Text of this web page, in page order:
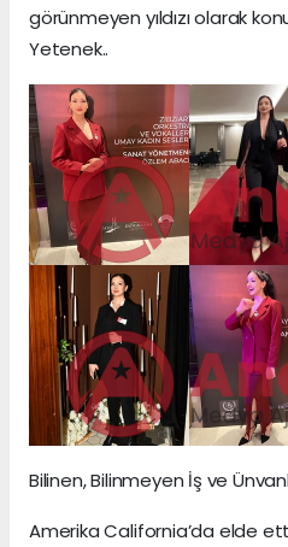
görünmeyen yıldızı olarak
Yetenek..
Bilinen, Bilinmeyen İş ve
Amerika California’da elde